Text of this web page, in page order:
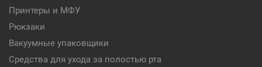
Принтеры и МФУ
Рюкзаки
Вакуумные упаковщики
Средства для ухода за полостью рта